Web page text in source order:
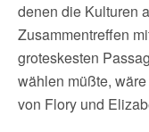
denen die Kulturen
Zusammentreffen
groteskesten
wählen müßte,
von Flory und